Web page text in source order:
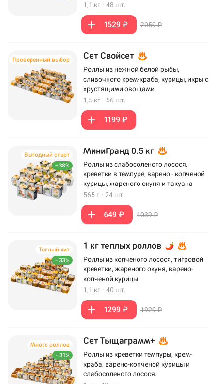
1,1 кг · 48 шт.
1529 ₽ 2059 ₽
Проверенный выбор Сет Свойсет
Роллы из нежной белой рыбы,
сливочного крем-краба, курицы, икры с
хрустящими овощами
1,5 кг · 56 шт.
1199 ₽
–38%
Выгодный старт МиниГранд 0.5 кг
Роллы из слабосоленого лосося,
креветки в темпуре, варено - копченой
курицы, жареного окуня и такуана
565 г · 24 шт.
649 ₽ 1039 ₽
–33%
Теплый хит 1 кг теплых роллов
Роллы из копченого лосося, тигровой
креветки, жареного окуня, варено-
копченой курицы
1,1 кг · 40 шт.
1299 ₽ 1929 ₽
–31%
Много роллов Сет Тыщаграмм+
Роллы из креветки темпуры, крем-
краба, варено-копченой курицы и
слабосоленого лосося.